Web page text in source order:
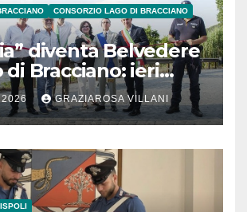
CONSORZIO LAGO DI BRACCIANO
diventa Belvedere
di Bracciano: ieri
GRAZIAROSA VILLANI